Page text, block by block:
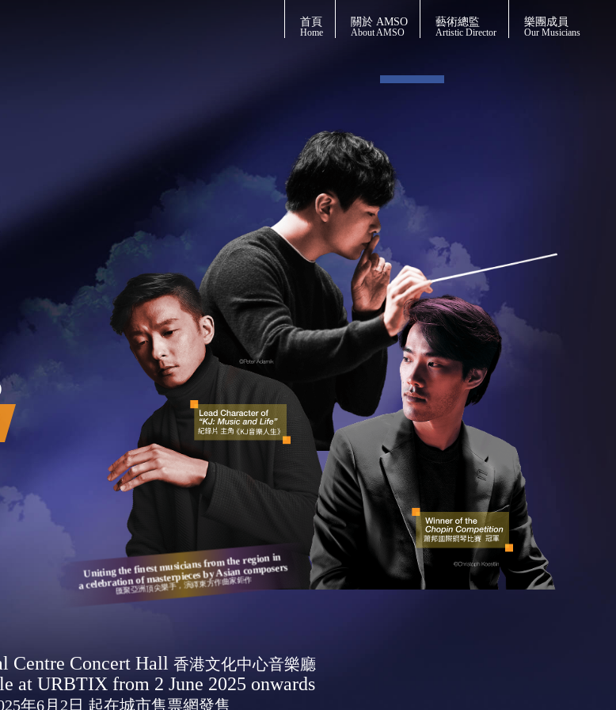
首頁
Home
關於 AMSO
About AMSO
藝術總監
Artistic Director
樂團成員
Our Musicians
Uniting the finest musicians from the region in
a celebration of masterpieces by Asian composers
匯聚亞洲頂尖樂手，演繹東方作曲家鉅作
Centre Concert Hall 香港文化中心音樂廳
at URBTIX from 2 June 2025 onwards
年6月2日 起在城市售票網發售